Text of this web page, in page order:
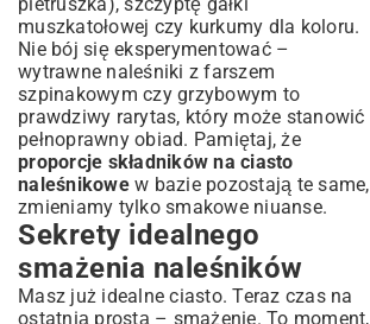
muszkatołowej czy kurkumy dla koloru.
Nie bój się eksperymentować –
wytrawne naleśniki z farszem
szpinakowym czy grzybowym to
prawdziwy rarytas, który może stanowić
pełnoprawny obiad. Pamiętaj, że
proporcje składników na ciasto
naleśnikowew bazie pozostają te same,
zmieniamy tylko smakowe niuanse.
Sekrety idealnego
smażenia naleśników
Masz już idealne ciasto. Teraz czas na
ostatnią prostą – smażenie. To moment,